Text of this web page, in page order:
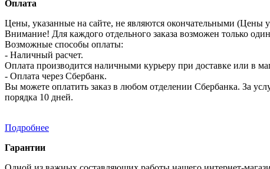
Оплата
Цены, указанные на сайте, не являются окончательными (Цены
Внимание! Для каждого отдельного заказа возможен только
Возможные способы оплаты:
- Наличный расчет.
Оплата производится наличными курьеру при доставке или в
- Оплата через Сбербанк.
Вы можете оплатить заказ в любом отделении Сбербанка. За
порядка 10 дней.
Подробнее
Гарантии